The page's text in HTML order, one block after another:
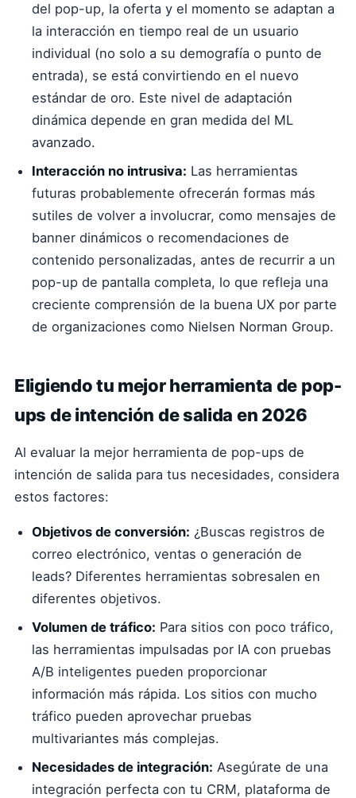
del pop-up, la oferta y el momento se adaptan a
la interacción en tiempo real de un usuario
individual (no solo a su demografía o punto de
entrada), se está convirtiendo en el nuevo
estándar de oro. Este nivel de adaptación
dinámica depende en gran medida del ML
avanzado.
Interacción no intrusiva: Las herramientas
futuras probablemente ofrecerán formas más
sutiles de volver a involucrar, como mensajes de
banner dinámicos o recomendaciones de
contenido personalizadas, antes de recurrir a un
pop-up de pantalla completa, lo que refleja una
creciente comprensión de la buena UX por parte
de organizaciones como Nielsen Norman Group.
Eligiendo tu mejor herramienta de pop-
ups de intención de salida en 2026
Al evaluar la mejor herramienta de pop-ups de
intención de salida para tus necesidades, considera
estos factores:
Objetivos de conversión: ¿Buscas registros de
correo electrónico, ventas o generación de
leads? Diferentes herramientas sobresalen en
diferentes objetivos.
Volumen de tráfico: Para sitios con poco tráfico,
las herramientas impulsadas por IA con pruebas
A/B inteligentes pueden proporcionar
información más rápida. Los sitios con mucho
tráfico pueden aprovechar pruebas
multivariantes más complejas.
Necesidades de integración: Asegúrate de una
integración perfecta con tu CRM, plataforma de